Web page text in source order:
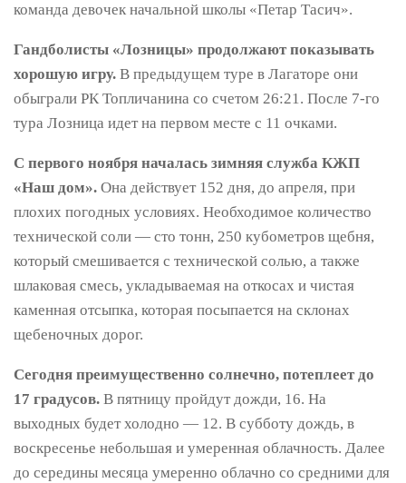
команда девочек начальной школы «Петар Тасич».
Гандболисты «Лозницы» продолжают показывать
хорошую игру. В предыдущем туре в Лагаторе они
обыграли РК Топличанина со счетом 26:21. После 7-го
тура Лозница идет на первом месте с 11 очками.
С первого ноября началась зимняя служба КЖП
«Наш дом». Она действует 152 дня, до апреля, при
плохих погодных условиях. Необходимое количество
технической соли — сто тонн, 250 кубометров щебня,
который смешивается с технической солью, а также
шлаковая смесь, укладываемая на откосах и чистая
каменная отсыпка, которая посыпается на склонах
щебеночных дорог.
Сегодня преимущественно солнечно, потеплеет до
17 градусов. В пятницу пройдут дожди, 16. На
выходных будет холодно — 12. В субботу дождь, в
воскресенье небольшая и умеренная облачность. Далее
до середины месяца умеренно облачно со средними для